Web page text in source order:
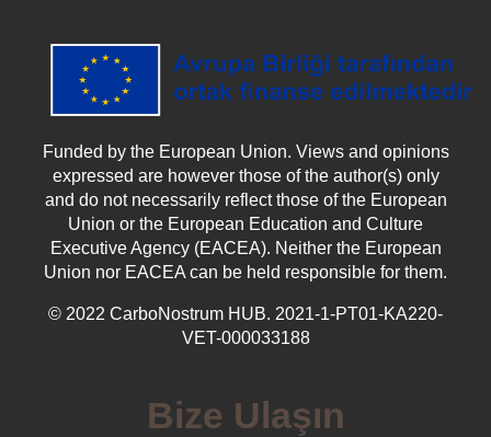
Funded by the European Union. Views and opinions
expressed are however those of the author(s) only
and do not necessarily reflect those of the European
Union or the European Education and Culture
Executive Agency (EACEA). Neither the European
Union nor EACEA can be held responsible for them.
© 2022 CarboNostrum HUB. 2021-1-PT01-KA220-
VET-000033188
Bize Ulaşın